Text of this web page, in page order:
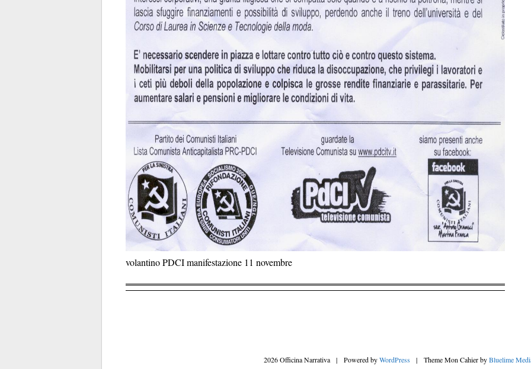
volantino PDCI manifestazione 11 novembre
2026 Officina Narrativa | Powered byWordPress | Theme Mon Cahier byBluelime